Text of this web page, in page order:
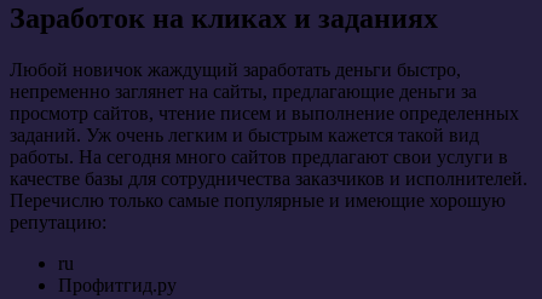
Заработок на кликах и заданиях
Любой новичок жаждущий заработать деньги быстро,
непременно заглянет на сайты, предлагающие деньги за
просмотр сайтов, чтение писем и выполнение определенных
заданий. Уж очень легким и быстрым кажется такой вид
работы. На сегодня много сайтов предлагают свои услуги в
качестве базы для сотрудничества заказчиков и исполнителей.
Перечислю только самые популярные и имеющие хорошую
репутацию:
ru
Профитгид.ру